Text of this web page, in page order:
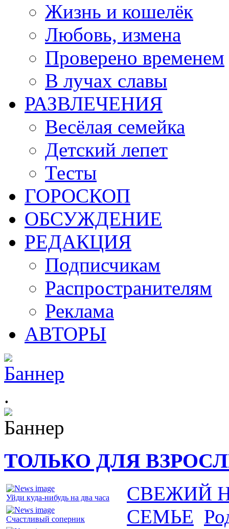
Жизнь и кошелёк
Любовь, измена
Проверено временем
В лучах славы
РАЗВЛЕЧЕНИЯ
Весёлая семейка
Детский лепет
Тесты
ГОРОСКОП
ОБСУЖДЕНИЕ
РЕДАКЦИЯ
Подписчикам
Распространителям
Реклама
АВТОРЫ
.
ТОЛЬКО ДЛЯ
Уйди куда-нибудь на два часа
Счастливый соперник
СВЕЖИЙ
СЕМЬЕ